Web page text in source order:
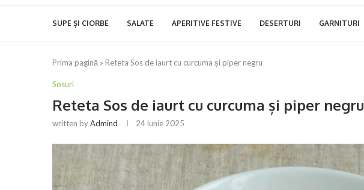
SUPE ȘI CIORBE SALATE APERITIVE FESTIVE DESERTURI GARNITURI
Prima pagină » Reteta Sos de iaurt cu curcuma și piper negru
Sosuri
Reteta Sos de iaurt cu curcuma și piper negru
written byAdmind 24 iunie 2025